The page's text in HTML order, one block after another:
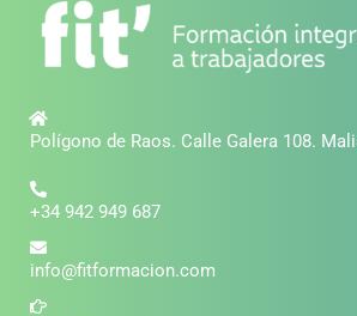
Polígono de Raos. Calle Galera 108.
+34 942 949 687
info@fitformacion.com